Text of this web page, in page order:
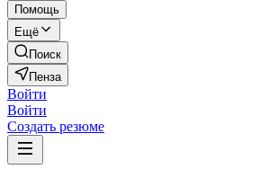
Помощь
Ещё
Поиск
Пенза
Войти
Войти
Создать резюме